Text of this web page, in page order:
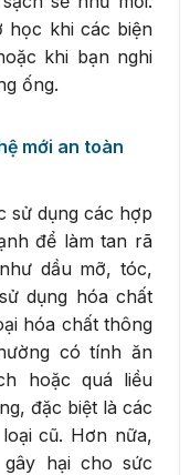
học khi các biện
khi bạn nghi
ống.
mới an toàn
sử dụng các hợp
để làm tan rã
dầu mỡ, tóc,
dụng hóa chất
hóa chất thông
có tính ăn
hoặc quá liều
đặc biệt là các
cũ. Hơn nữa,
hại cho sức